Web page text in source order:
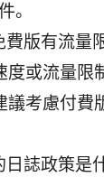
。
費版有流量
度或流量限
議考慮付費
日誌政策是